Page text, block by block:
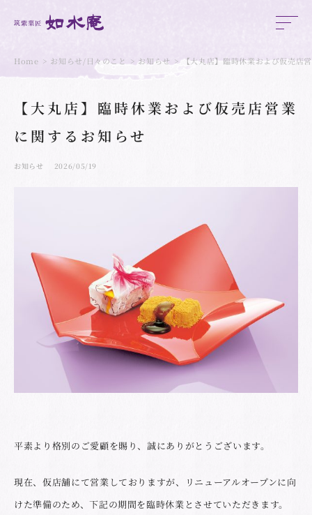
Home お知らせ/日々のこと お知らせ 【大丸店】臨時休業および仮売店
【大丸店】臨時休業および仮売店営業
に関するお知らせ
お知らせ 2026/05/19
平素より格別のご愛顧を賜り、誠にありがとうございます。
現在、仮店舗にて営業しておりますが、リニューアルオープンに向
けた準備のため、下記の期間を臨時休業とさせていただきます。